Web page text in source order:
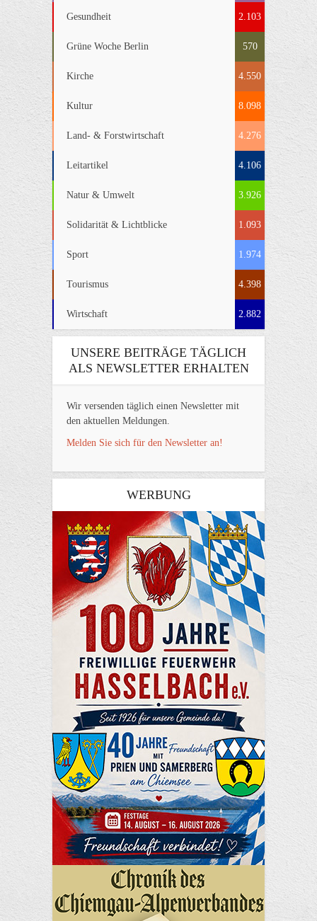
Gesundheit 2.103
Grüne Woche Berlin 570
Kirche 4.550
Kultur 8.098
Land- & Forstwirtschaft 4.276
Leitartikel 4.106
Natur & Umwelt 3.926
Solidarität & Lichtblicke 1.093
Sport 1.974
Tourismus 4.398
Wirtschaft 2.882
UNSERE BEITRÄGE TÄGLICH
ALS NEWSLETTER ERHALTEN
Wir versenden täglich einen Newsletter mit
den aktuellen Meldungen.
Melden Sie sich für den Newsletter an!
WERBUNG